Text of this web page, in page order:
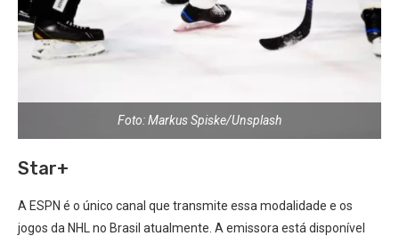
Foto: Markus Spiske/Unsplash
Star+
A ESPN é o único canal que transmite essa modalidade e os
jogos da NHL no Brasil atualmente. A emissora está disponível